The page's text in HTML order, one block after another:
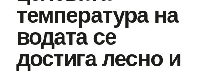
температура на
водата се
достига лесно и